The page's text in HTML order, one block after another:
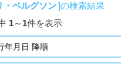
・ベルグソン]の検索結果
1～ 1件を表示